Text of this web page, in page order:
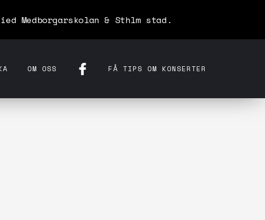
Medborgarskolan & Sthlm stad.
OM OSS FÅ TIPS OM KONSERTER